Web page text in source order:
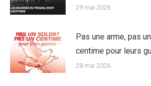
29 mai 2026
Pas une arme, pas
centime pour leurs
28 mai 2026